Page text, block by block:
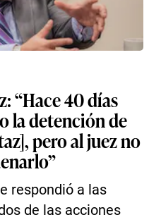
“Hace 40 días
la detención de
pero al juez no
respondió a las
de las acciones